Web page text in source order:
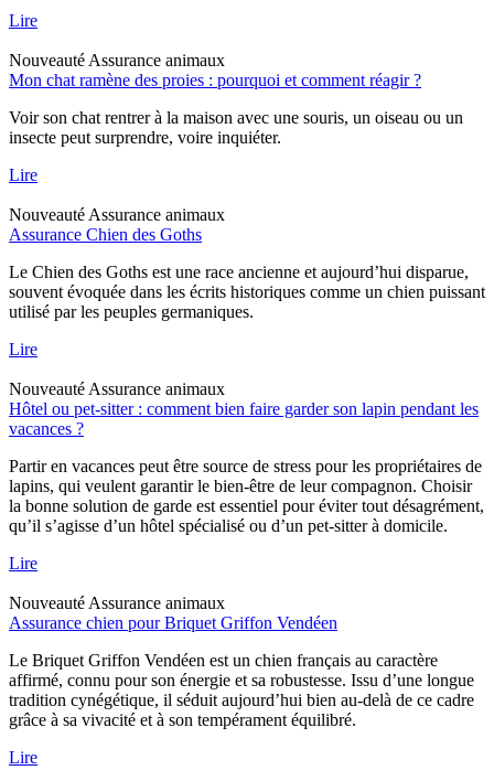
Lire
Nouveauté Assurance animaux
Mon chat ramène des proies : pourquoi et comment réagir ?
Voir son chat rentrer à la maison avec une souris, un oiseau ou un
insecte peut surprendre, voire inquiéter.
Lire
Nouveauté Assurance animaux
Assurance Chien des Goths
Le Chien des Goths est une race ancienne et aujourd’hui disparue,
souvent évoquée dans les écrits historiques comme un chien puissant
utilisé par les peuples germaniques.
Lire
Nouveauté Assurance animaux
Hôtel ou pet-sitter : comment bien faire garder son lapin pendant les
vacances ?
Partir en vacances peut être source de stress pour les propriétaires de
lapins, qui veulent garantir le bien-être de leur compagnon. Choisir
la bonne solution de garde est essentiel pour éviter tout désagrément,
qu’il s’agisse d’un hôtel spécialisé ou d’un pet-sitter à domicile.
Lire
Nouveauté Assurance animaux
Assurance chien pour Briquet Griffon Vendéen
Le Briquet Griffon Vendéen est un chien français au caractère
affirmé, connu pour son énergie et sa robustesse. Issu d’une longue
tradition cynégétique, il séduit aujourd’hui bien au-delà de ce cadre
grâce à sa vivacité et à son tempérament équilibré.
Lire